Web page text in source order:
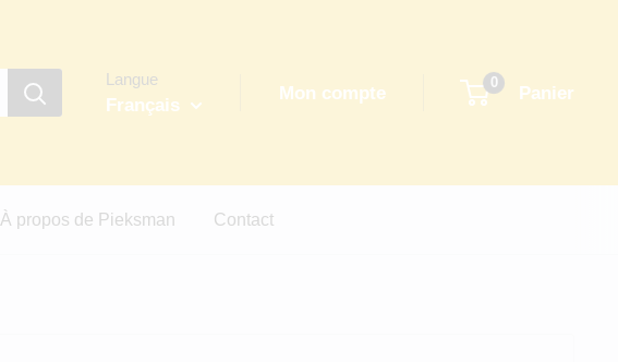
Langue
Français
Mon compte 0 Panier
À propos de Pieksman Contact